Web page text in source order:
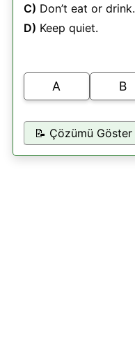
C) Don’t eat or drink.
D) Keep quiet.
A B
📝 Çözümü Göster